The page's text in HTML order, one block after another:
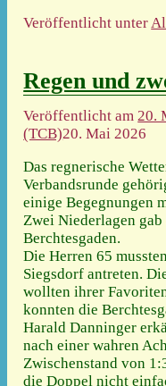
Veröffentlicht unter
Regen und
Veröffentlicht am20.
(TCB)20. Mai 2026
Das regnerische
Verbandsrunde
einige Begegnungen
Zwei Niederlagen
Berchtesgaden.
Die Herren 65
Siegsdorf antreten.
wollten ihrer
konnten die
Harald Danninger
nach einer wahren
Zwischenstand von
die Doppel nicht